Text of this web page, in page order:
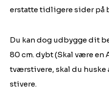
erstatte tidligere sider på
Du kan dog udbygge dit
80 cm. dybt (Skal være en
tværstivere, skal du huske
stivere.